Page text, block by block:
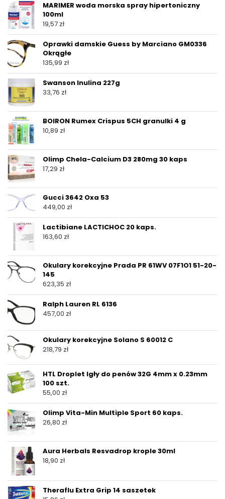
MARIMER woda morska spray hipertoniczny
100ml
19,57 zł
Oprawki damskie Guess by Marciano GM0336
Okrągłe
135,99 zł
Swanson Inulina 227g
33,76 zł
BOIRON Rumex Crispus 5CH granulki 4 g
10,89 zł
Olimp Chela-Calcium D3 280mg 30 kaps
17,29 zł
Gucci 3642 Oxa 53
449,00 zł
Lactibiane LACTICHOC 20 kaps.
163,60 zł
Okulary korekcyjne Prada PR 61WV 07F1O1 51-20-
145
623,35 zł
Ralph Lauren RL 6136
457,00 zł
Okulary korekcyjne Solano S 60012 C
218,79 zł
HTL Droplet Igły do penów 32G 4mm x 0.23mm
100 szt.
55,00 zł
Olimp Vita-Min Multiple Sport 60 kaps.
26,80 zł
Aura Herbals Resvadrop krople 30ml
18,90 zł
Theraflu Extra Grip 14 saszetek